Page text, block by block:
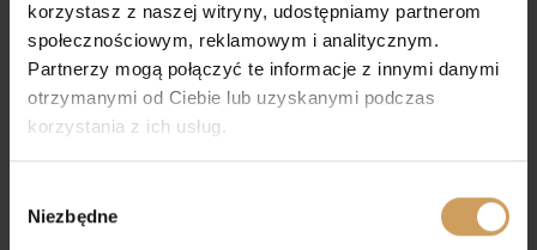
korzystasz z naszej witryny, udostępniamy partnerom
społecznościowym, reklamowym i analitycznym.
Partnerzy mogą połączyć te informacje z innymi danymi
otrzymanymi od Ciebie lub uzyskanymi podczas
korzystania z ich usług.
zgody
Niezbędne
Komża komunijna 143
Sukienka komunijna
Weronika